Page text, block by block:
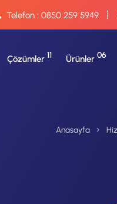
Telefon : 0850 259 5949
Çözümler 11 Ürünler 06
Anasayfa